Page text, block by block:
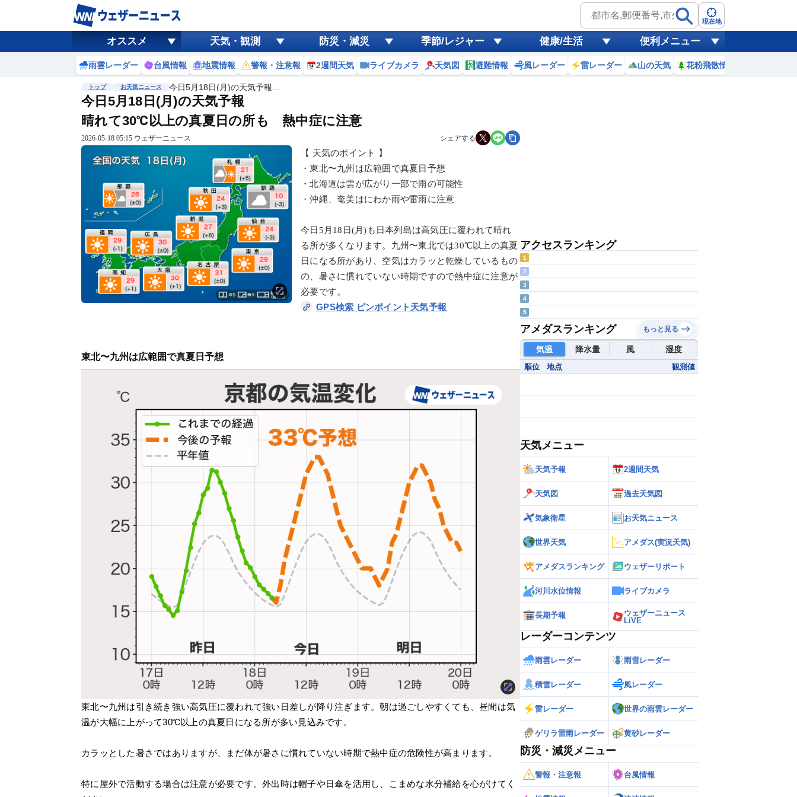
現在地
オススメ 天気・観測 防災・減災 季節/レジャー 健康/生活 便利メニュー
雨雲レーダー 台風情報 地震情報 警報・注意報 2週間天気 ライブカメラ 天気図 避難情報 風レーダー 雷レーダー 山の天気 花粉飛散情報
トップ お天気ニュース 今日5月18日(月)の天気予報…
今日5月18日(月)の天気予報
晴れて30℃以上の真夏日の所も 熱中症に注意
2026-05-18 05:15 ウェザーニュース シェアする
【 天気のポイント 】
・東北〜九州は広範囲で真夏日予想
・北海道は雲が広がり一部で雨の可能性
・沖縄、奄美はにわか雨や雷雨に注意
今日5月18日(月)も日本列島は高気圧に覆われて晴れ
る所が多くなります。九州〜東北では30℃以上の真夏
日になる所があり、空気はカラッと乾燥しているもの
の、暑さに慣れていない時期ですので熱中症に注意が
必要です。
GPS検索 ピンポイント天気予報
東北〜九州は広範囲で真夏日予想
東北〜九州は引き続き強い高気圧に覆われて強い日差しが降り注ぎます。朝は過ごしやすくても、昼間は気
温が大幅に上がって30℃以上の真夏日になる所が多い見込みです。
カラッとした暑さではありますが、まだ体が暑さに慣れていない時期で熱中症の危険性が高まります。
特に屋外で活動する場合は注意が必要です。外出時は帽子や日傘を活用し、こまめな水分補給を心がけてく
アクセスランキング
1
2
3
4
5
アメダスランキング もっと見る
気温 降水量 風 湿度
順位 地点 観測値
天気メニュー
天気予報 2週間天気
天気図 過去天気図
気象衛星 お天気ニュース
世界天気 アメダス(実況天気)
アメダスランキング ウェザーリポート
河川水位情報 ライブカメラ
長期予報
ウェザーニュース
LiVE
レーダーコンテンツ
雨雲レーダー 雨雪レーダー
積雪レーダー 風レーダー
雷レーダー 世界の雨雲レーダー
ゲリラ雷雨レーダー 黄砂レーダー
防災・減災メニュー
警報・注意報 台風情報